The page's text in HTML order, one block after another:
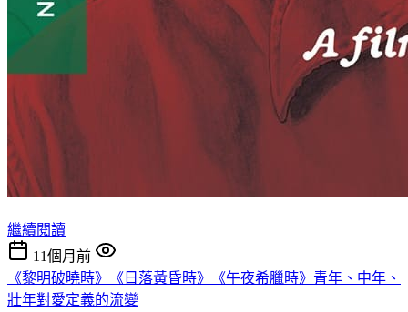
繼續閱讀
11個月前
《黎明破曉時》《日落黃昏時》《午夜希臘時》青年、中年、
壯年對愛定義的流變